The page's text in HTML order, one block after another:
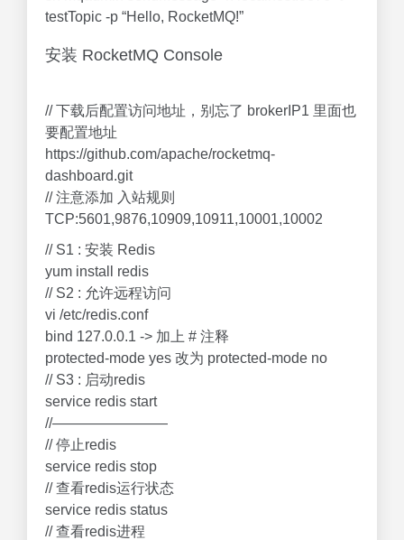
testTopic -p “Hello, RocketMQ!”
安装 RocketMQ Console
// 下载后配置访问地址，别忘了 brokerIP1 里面也
要配置地址
https://github.com/apache/rocketmq-
dashboard.git
// 注意添加 入站规则
TCP:5601,9876,10909,10911,10001,10002
// S1 : 安装 Redis
yum install redis
// S2 : 允许远程访问
vi /etc/redis.conf
bind 127.0.0.1 -> 加上 # 注释
protected-mode yes 改为 protected-mode no
// S3 : 启动redis
service redis start
//————————
// 停止redis
service redis stop
// 查看redis运行状态
service redis status
// 查看redis进程